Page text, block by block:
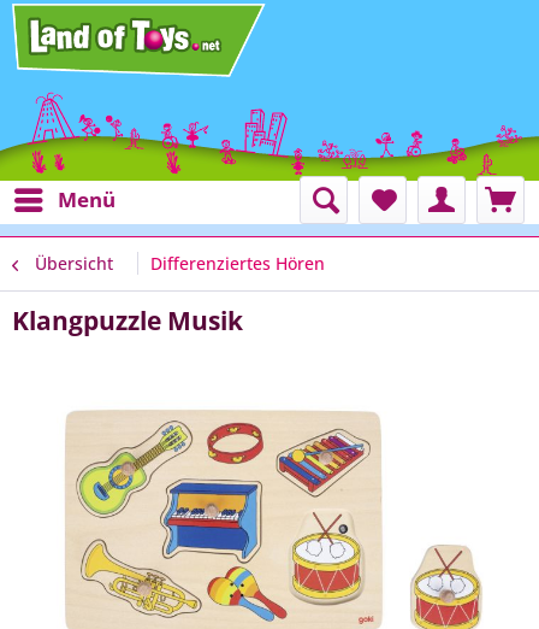
Menü
Übersicht Differenziertes Hören
Klangpuzzle Musik